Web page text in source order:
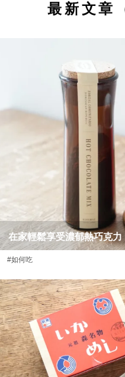
最新文章
在家輕鬆享受濃郁熱巧克
#如何吃